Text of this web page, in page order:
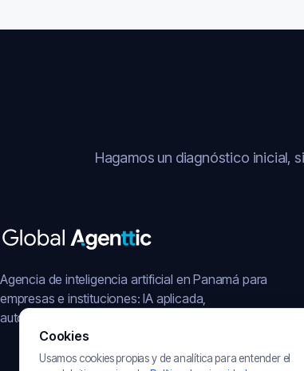
Hagamos un diagnóstico inicial,
Agencia de inteligencia artificial en Panamá para
empresas e instituciones: IA aplicada,
automatización, plataformas y operación digital.
Cookies
Usamos cookies propias y de analítica para entender el